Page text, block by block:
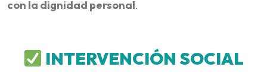
con la dignidad personal.
INTERVENCIÓN SOCIAL